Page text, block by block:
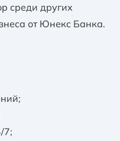
среди других
от Юнекс Банка.
7;